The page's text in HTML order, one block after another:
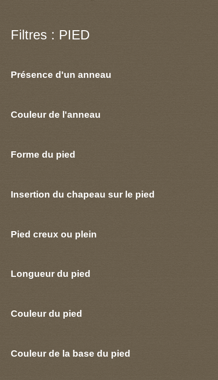
Filtres : PIED
Présence d'un anneau
Couleur de l'anneau
Forme du pied
Insertion du chapeau sur le pied
Pied creux ou plein
Longueur du pied
Couleur du pied
Couleur de la base du pied